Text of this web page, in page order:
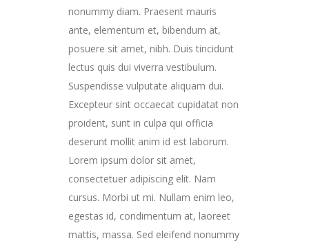
nonummy diam. Praesent mauris
ante, elementum et, bibendum at,
posuere sit amet, nibh. Duis tincidunt
lectus quis dui viverra vestibulum.
Suspendisse vulputate aliquam dui.
Excepteur sint occaecat cupidatat non
proident, sunt in culpa qui officia
deserunt mollit anim id est laborum.
Lorem ipsum dolor sit amet,
consectetuer adipiscing elit. Nam
cursus. Morbi ut mi. Nullam enim leo,
egestas id, condimentum at, laoreet
mattis, massa. Sed eleifend nonummy